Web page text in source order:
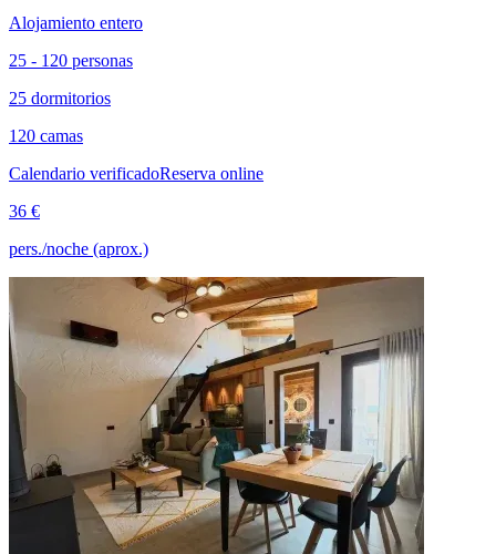
Alojamiento entero
25 - 120 personas
25 dormitorios
120 camas
Calendario verificadoReserva online
36 €
pers./noche (aprox.)